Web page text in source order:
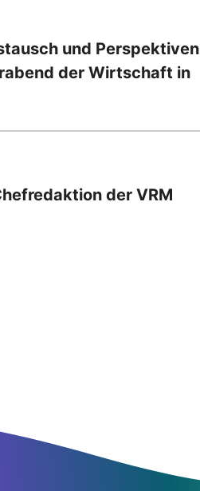
und Perspektiven
der Wirtschaft in
der VRM